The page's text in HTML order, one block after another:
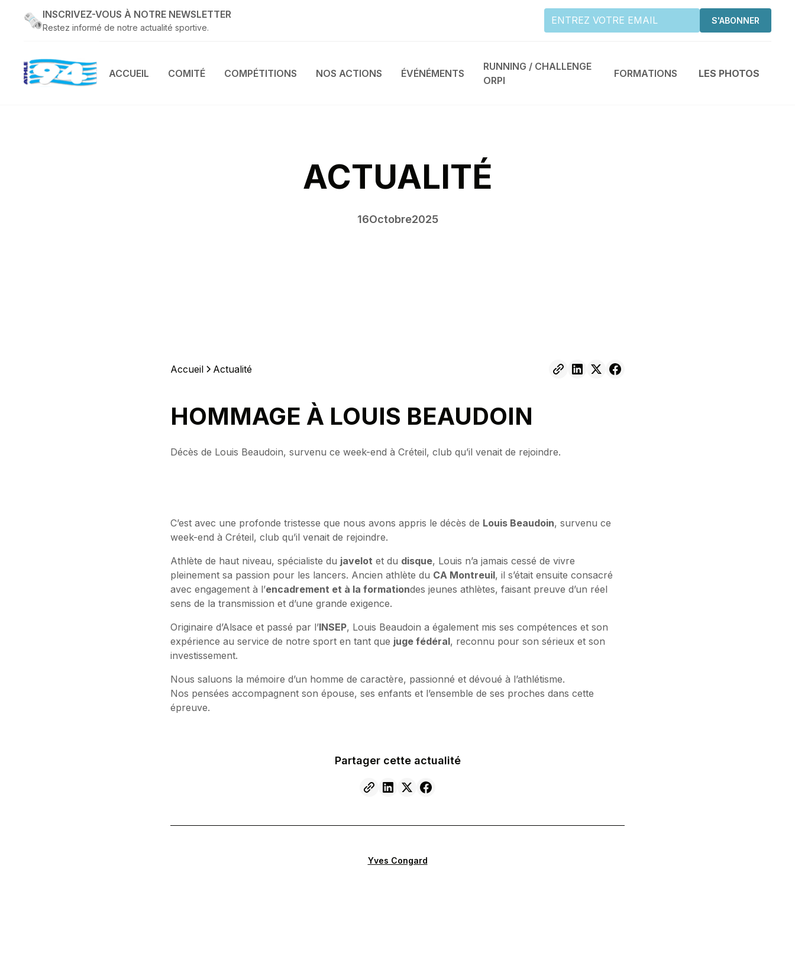
INSCRIVEZ-VOUS À NOTRE NEWSLETTER
Restez informé de notre actualité sportive.
ACCUEIL COMITÉ COMPÉTITIONS NOS ACTIONS ÉVÉNÉMENTS
RUNNING / CHALLENGE
ORPI
FORMATIONS LES PHOTOS
ACTUALITÉ
16Octobre2025
Accueil Actualité
HOMMAGE À LOUIS BEAUDOIN
Décès de Louis Beaudoin, survenu ce week-end à Créteil, club qu’il venait de rejoindre.
C’est avec une profonde tristesse que nous avons appris le décès de Louis Beaudoin, survenu ce
week-end à Créteil, club qu’il venait de rejoindre.
Athlète de haut niveau, spécialiste du javelot et du disque, Louis n’a jamais cessé de vivre
pleinement sa passion pour les lancers. Ancien athlète du CA Montreuil, il s’était ensuite consacré
avec engagement à l’encadrement et à la formationdes jeunes athlètes, faisant preuve d’un réel
sens de la transmission et d’une grande exigence.
Originaire d’Alsace et passé par l’INSEP, Louis Beaudoin a également mis ses compétences et son
expérience au service de notre sport en tant que juge fédéral, reconnu pour son sérieux et son
investissement.
Nous saluons la mémoire d’un homme de caractère, passionné et dévoué à l’athlétisme.
Nos pensées accompagnent son épouse, ses enfants et l’ensemble de ses proches dans cette
épreuve.
Partager cette actualité
Yves Congard